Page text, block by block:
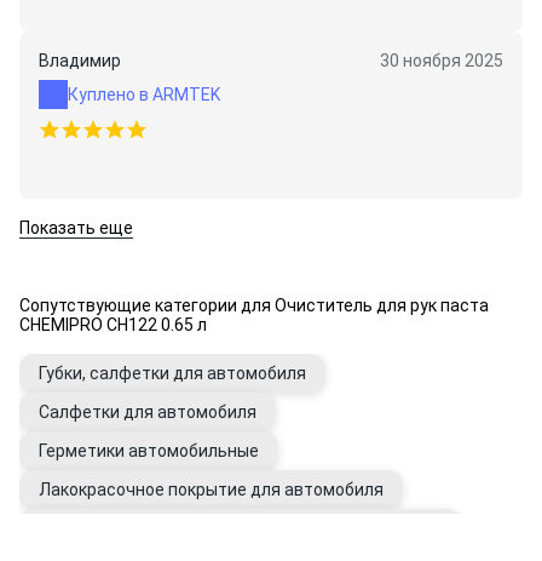
Владимир
30 ноября 2025
Куплено в ARMTEK
Показать еще
Сопутствующие категории для Очиститель для рук паста
CHEMIPRO CH122 0.65 л
Губки, салфетки для автомобиля
Салфетки для автомобиля
Герметики автомобильные
Лакокрасочное покрытие для автомобиля